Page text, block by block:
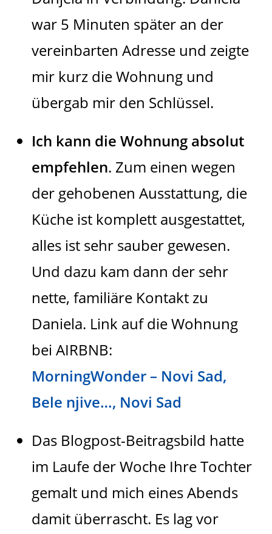
war 5 Minuten später an der
vereinbarten Adresse und zeigte
mir kurz die Wohnung und
übergab mir den Schlüssel.
Ich kann die Wohnung absolut
empfehlen. Zum einen wegen
der gehobenen Ausstattung, die
Küche ist komplett ausgestattet,
alles ist sehr sauber gewesen.
Und dazu kam dann der sehr
nette, familiäre Kontakt zu
Daniela. Link auf die Wohnung
bei AIRBNB:
MorningWonder – Novi Sad,
Bele njive…, Novi Sad
Das Blogpost-Beitragsbild hatte
im Laufe der Woche Ihre Tochter
gemalt und mich eines Abends
damit überrascht. Es lag vor